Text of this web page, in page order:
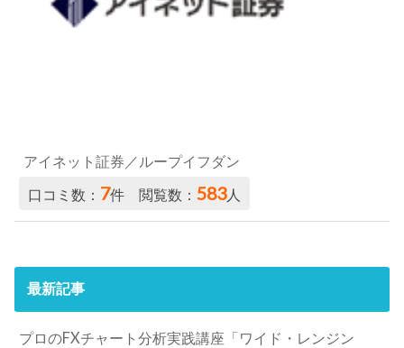
アイネット証券／ループイフダン
口コミ数： 7件 閲覧数：583人
最新記事
プロのFXチャート分析実践講座「ワイド・レンジン